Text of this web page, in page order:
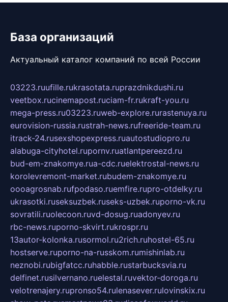
База организаций
Актуальный каталог компаний по всей России
03223.ruufille.rukrasotata.ruprazdnikdushi.ru
veetbox.rucinemapost.ruciam-fr.rukraft-you.ru
mega-press.ru03223.ruweb-explore.rurastenuya.ru
eurovision-russia.rustrah-news.rufreeride-team.ru
itrack-24.rusexshopexpress.ruautostudiopro.ru
alabuga-cityhotel.rupornv.ruatlantpereezd.ru
bud-em-znakomye.rua-cdc.ruelektrostal-news.ru
korolevremont-market.rubudem-znakomye.ru
oooagrosnab.rufpodaso.ruemfire.rupro-otdelky.ru
ukrasotki.ruseksuzbek.ruseks-uzbek.ruporno-vk.ru
sovratili.ruolecoon.ruvd-dosug.ruadonyev.ru
rbc-news.ruporno-skvirt.rukrospr.ru
13autor-kolonka.rusormol.ru2rich.ruhostel-65.ru
hostserve.ruporno-na-russkom.rumishinlab.ru
neznobi.rubigfatcc.ruhabble.rustarbucksvia.ru
delfinet.rusilvernano.ruelestal.ruvektor-doroga.ru
velotrenajery.rupronso54.rulenasever.rulovinskix.ru